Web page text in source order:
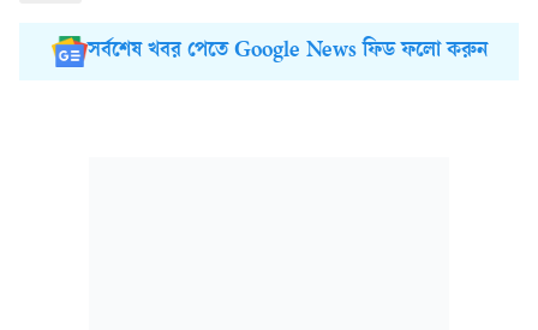
সর্বশেষ খবর পেতে Google News ফিড ফলো করুন